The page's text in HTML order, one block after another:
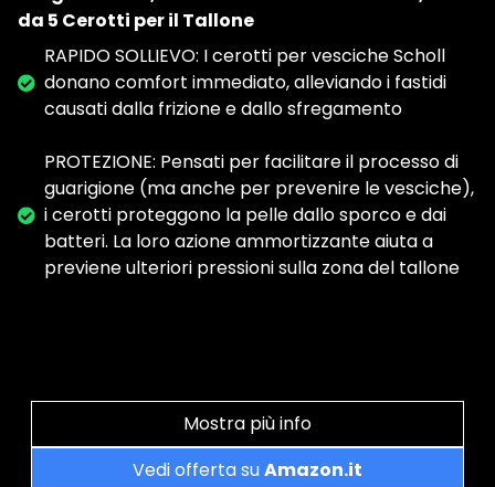
da 5 Cerotti per il Tallone
RAPIDO SOLLIEVO: I cerotti per vesciche Scholl
donano comfort immediato, alleviando i fastidi
causati dalla frizione e dallo sfregamento
PROTEZIONE: Pensati per facilitare il processo di
guarigione (ma anche per prevenire le vesciche),
i cerotti proteggono la pelle dallo sporco e dai
batteri. La loro azione ammortizzante aiuta a
previene ulteriori pressioni sulla zona del tallone
Mostra più info
Vedi offerta suAmazon.it